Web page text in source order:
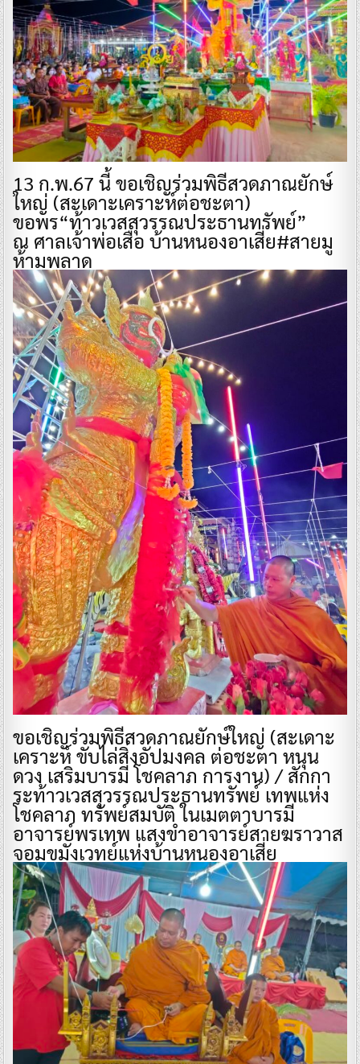
13 ก.พ.67 นี้ ขอเชิญร่วมพิธีสวดภาณยักษ์
ใหญ่ (สะเดาะเคราะห์ต่อชะตา)
ขอพร“ท้าวเวสสุวรรณประธานทรัพย์”
ณ ศาลเจ้าพ่อเสือ บ้านหนองอาเสี่ย#สายมู
ห้ามพลาด
ขอเชิญร่วมพิธีสวดภาณยักษ์ใหญ่ (สะเดาะ
เคราะห์ ขับไล่สิ่งอัปมงคล ต่อชะตา หนุน
ดวง เสริมบารมี โชคลาภ การงาน) / สักกา
ระท้าวเวสสุวรรณประธานทรัพย์ เทพแห่ง
โชคลาภ ทรัพย์สมบัติ ในเมตตาบารมี
อาจารย์พรเทพ แสงขำอาจารย์สายฆราวาส
จอมขมังเวทย์แห่งบ้านหนองอาเสี่ย